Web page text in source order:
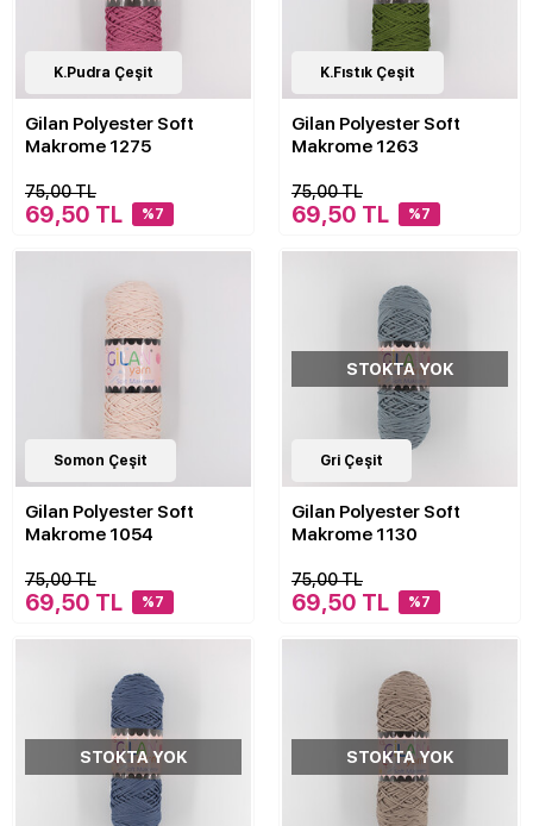
30Çeşit
K.Pudra Çeşit
Gilan Polyester Soft
Makrome 1275
75,00 TL
69,50 TL %7
30Çeşit
K.Fıstık Çeşit
Gilan Polyester Soft
Makrome 1263
75,00 TL
69,50 TL %7
30Çeşit
Somon Çeşit
Gilan Polyester Soft
Makrome 1054
75,00 TL
69,50 TL %7
30Çeşit
STOKTA YOK
Gri Çeşit
Gilan Polyester Soft
Makrome 1130
75,00 TL
69,50 TL %7
STOKTA YOK STOKTA YOK